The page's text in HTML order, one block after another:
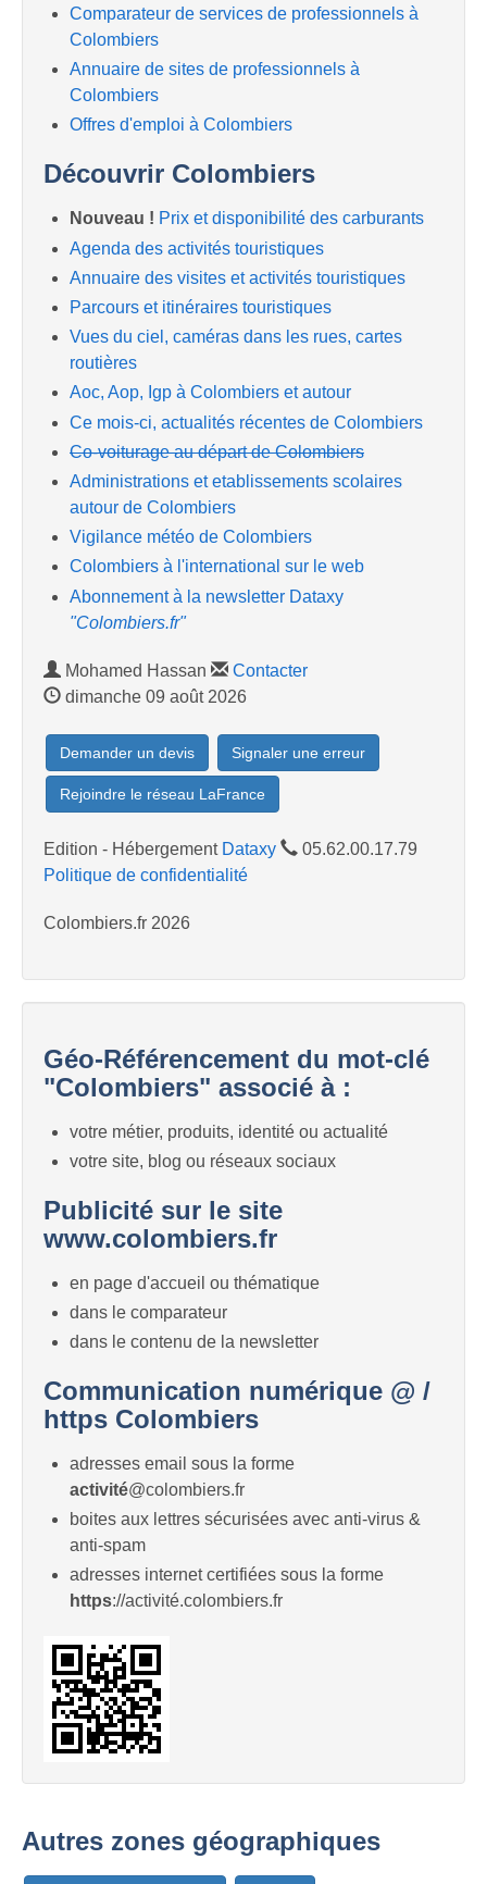
Comparateur de services de professionnels à
Colombiers
Annuaire de sites de professionnels à
Colombiers
Offres d'emploi à Colombiers
Découvrir Colombiers
Nouveau ! Prix et disponibilité des carburants
Agenda des activités touristiques
Annuaire des visites et activités touristiques
Parcours et itinéraires touristiques
Vues du ciel, caméras dans les rues, cartes
routières
Aoc, Aop, Igp à Colombiers et autour
Ce mois-ci, actualités récentes de Colombiers
Co-voiturage au départ de Colombiers
Administrations et etablissements scolaires
autour de Colombiers
Vigilance météo de Colombiers
Colombiers à l'international sur le web
Abonnement à la newsletter Dataxy
"Colombiers.fr"
Mohamed Hassan
Contacter
dimanche 09 août 2026
Demander un devis Signaler une erreur
Rejoindre le réseau LaFrance
Edition - Hébergement Dataxy
05.62.00.17.79
Politique de confidentialité
Colombiers.fr 2026
Géo-Référencement du mot-clé
"Colombiers" associé à :
votre métier, produits, identité ou actualité
votre site, blog ou réseaux sociaux
Publicité sur le site
www.colombiers.fr
en page d'accueil ou thématique
dans le comparateur
dans le contenu de la newsletter
Communication numérique @ /
https Colombiers
adresses email sous la forme
activité@colombiers.fr
boites aux lettres sécurisées avec anti-virus &
anti-spam
adresses internet certifiées sous la forme
https://activité.colombiers.fr
Autres zones géographiques